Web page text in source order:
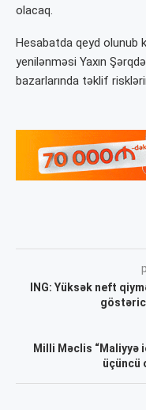
olacaq.
Hesabatda qeyd olunub
yenilənməsi Yaxın
bazarlarında təklif
ING: Yüksək neft
Milli Məclis “Maliyyə
üçüncü